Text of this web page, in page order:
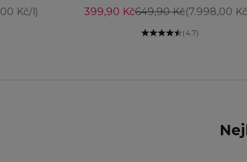
Kč/l)
Prodejní cena
399,90 KčBěžná cena
649,90 Kč(7.998,00
(4.7)